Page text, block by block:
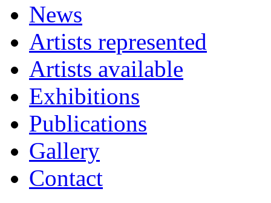
News
Artists represented
Artists available
Exhibitions
Publications
Gallery
Contact